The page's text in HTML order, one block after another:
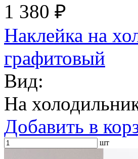
1 380 ₽
Наклейка на
графитовый
Вид:
На
Добавить в
шт